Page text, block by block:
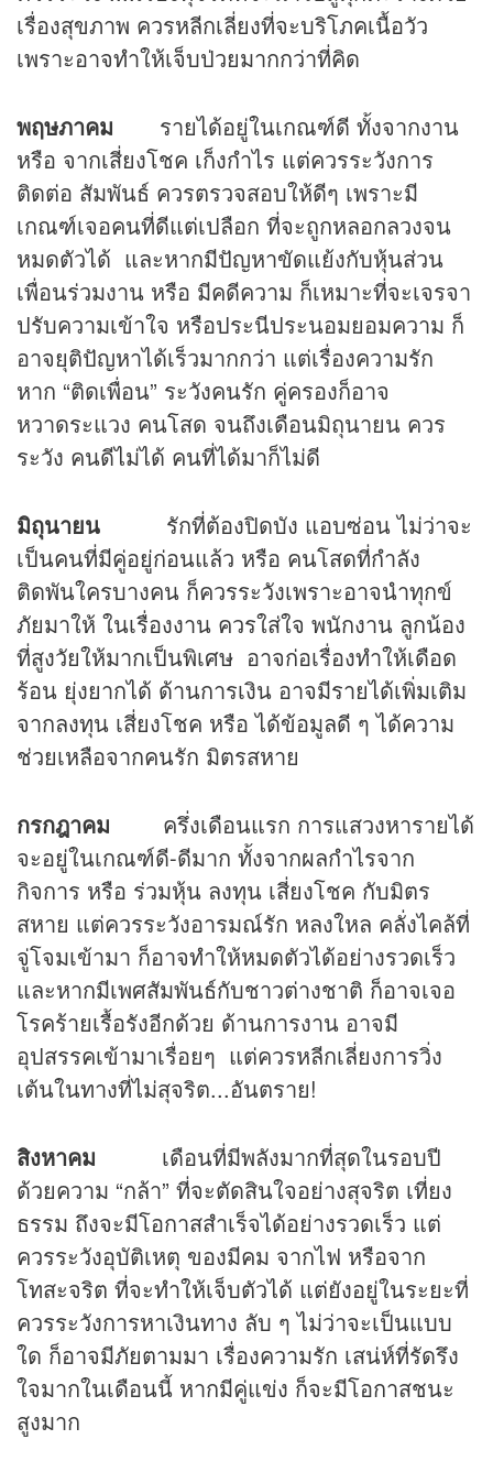
เรื่องสุขภาพ ควรหลีกเลี่ยงที่จะบริโภคเนื้อวัว
เพราะอาจทำให้เจ็บป่วยมากกว่าที่คิด
พฤษภาคม
รายได้อยู่ในเกณฑ์ดี ทั้งจากงาน
หรือ จากเสี่ยงโชค เก็งกำไร แต่ควรระวังการ
ติดต่อ สัมพันธ์ ควรตรวจสอบให้ดีๆ เพราะมี
เกณฑ์เจอคนที่ดีแต่เปลือก ที่จะถูกหลอกลวงจน
หมดตัวได้ และหากมีปัญหาขัดแย้งกับหุ้นส่วน
เพื่อนร่วมงาน หรือ มีคดีความ ก็เหมาะที่จะเจรจา
ปรับความเข้าใจ หรือประนีประนอมยอมความ ก็
อาจยุติปัญหาได้เร็วมากกว่า แต่เรื่องความรัก
หาก “ติดเพื่อน” ระวังคนรัก คู่ครองก็อาจ
หวาดระแวง คนโสด จนถึงเดือนมิถุนายน ควร
ระวัง คนดีไม่ได้ คนที่ได้มาก็ไม่ดี
มิถุนายน
รักที่ต้องปิดบัง แอบซ่อน ไม่ว่าจะ
เป็นคนที่มีคู่อยู่ก่อนแล้ว หรือ คนโสดที่กำลัง
ติดพันใครบางคน ก็ควรระวังเพราะอาจนำทุกข์
ภัยมาให้ ในเรื่องงาน ควรใส่ใจ พนักงาน ลูกน้อง
ที่สูงวัยให้มากเป็นพิเศษ อาจก่อเรื่องทำให้เดือด
ร้อน ยุ่งยากได้ ด้านการเงิน อาจมีรายได้เพิ่มเติม
จากลงทุน เสี่ยงโชค หรือ ได้ข้อมูลดี ๆ ได้ความ
ช่วยเหลือจากคนรัก มิตรสหาย
กรกฎาคม
ครึ่งเดือนแรก การแสวงหารายได้
จะอยู่ในเกณฑ์ดี-ดีมาก ทั้งจากผลกำไรจาก
กิจการ หรือ ร่วมหุ้น ลงทุน เสี่ยงโชค กับมิตร
สหาย แต่ควรระวังอารมณ์รัก หลงใหล คลั่งไคล้ที่
จู่โจมเข้ามา ก็อาจทำให้หมดตัวได้อย่างรวดเร็ว
และหากมีเพศสัมพันธ์กับชาวต่างชาติ ก็อาจเจอ
โรคร้ายเรื้อรังอีกด้วย ด้านการงาน อาจมี
อุปสรรคเข้ามาเรื่อยๆ แต่ควรหลีกเลี่ยงการวิ่ง
เต้นในทางที่ไม่สุจริต...อันตราย!
สิงหาคม เดือนที่มีพลังมากที่สุดในรอบปี
ด้วยความ “กล้า” ที่จะตัดสินใจอย่างสุจริต เที่ยง
ธรรม ถึงจะมีโอกาสสำเร็จได้อย่างรวดเร็ว แต่
ควรระวังอุบัติเหตุ ของมีคม จากไฟ หรือจาก
โทสะจริต ที่จะทำให้เจ็บตัวได้ แต่ยังอยู่ในระยะที่
ควรระวังการหาเงินทาง ลับ ๆ ไม่ว่าจะเป็นแบบ
ใด ก็อาจมีภัยตามมา เรื่องความรัก เสน่ห์ที่รัดรึง
ใจมากในเดือนนี้ หากมีคู่แข่ง ก็จะมีโอกาสชนะ
สูงมาก